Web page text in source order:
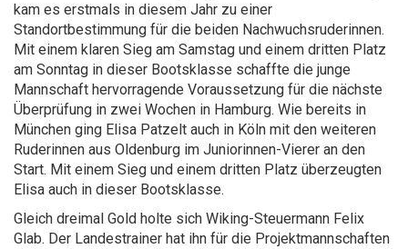
kam es erstmals in diesem Jahr zu einer
Standortbestimmung für die beiden Nachwuchsruderinnen.
Mit einem klaren Sieg am Samstag und einem dritten Platz
am Sonntag in dieser Bootsklasse schaffte die junge
Mannschaft hervorragende Voraussetzung für die nächste
Überprüfung in zwei Wochen in Hamburg. Wie bereits in
München ging Elisa Patzelt auch in Köln mit den weiteren
Ruderinnen aus Oldenburg im Juniorinnen-Vierer an den
Start. Mit einem Sieg und einem dritten Platz überzeugten
Elisa auch in dieser Bootsklasse.
Gleich dreimal Gold holte sich Wiking-Steuermann Felix
Glab. Der Landestrainer hat ihn für die Projektmannschaften